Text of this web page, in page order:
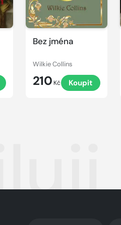
Bez jména
Wilkie Collins
210 Kč Koupit